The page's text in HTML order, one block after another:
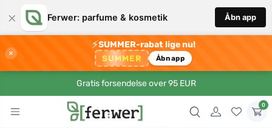
× Ferwer: parfume & kosmetik Åbn app
×
⚡SUMMER-rabat lige nu!
SUMMER Åbn app
Gratis forsendelse over 95 EUR
0